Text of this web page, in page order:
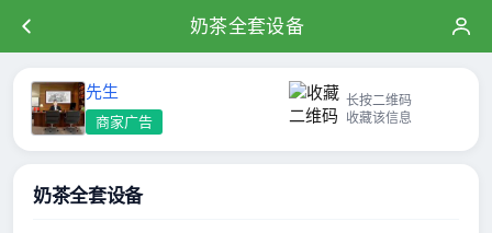
奶茶全套设备
先生
商家广告
长按二维码
收藏该信息
奶茶全套设备